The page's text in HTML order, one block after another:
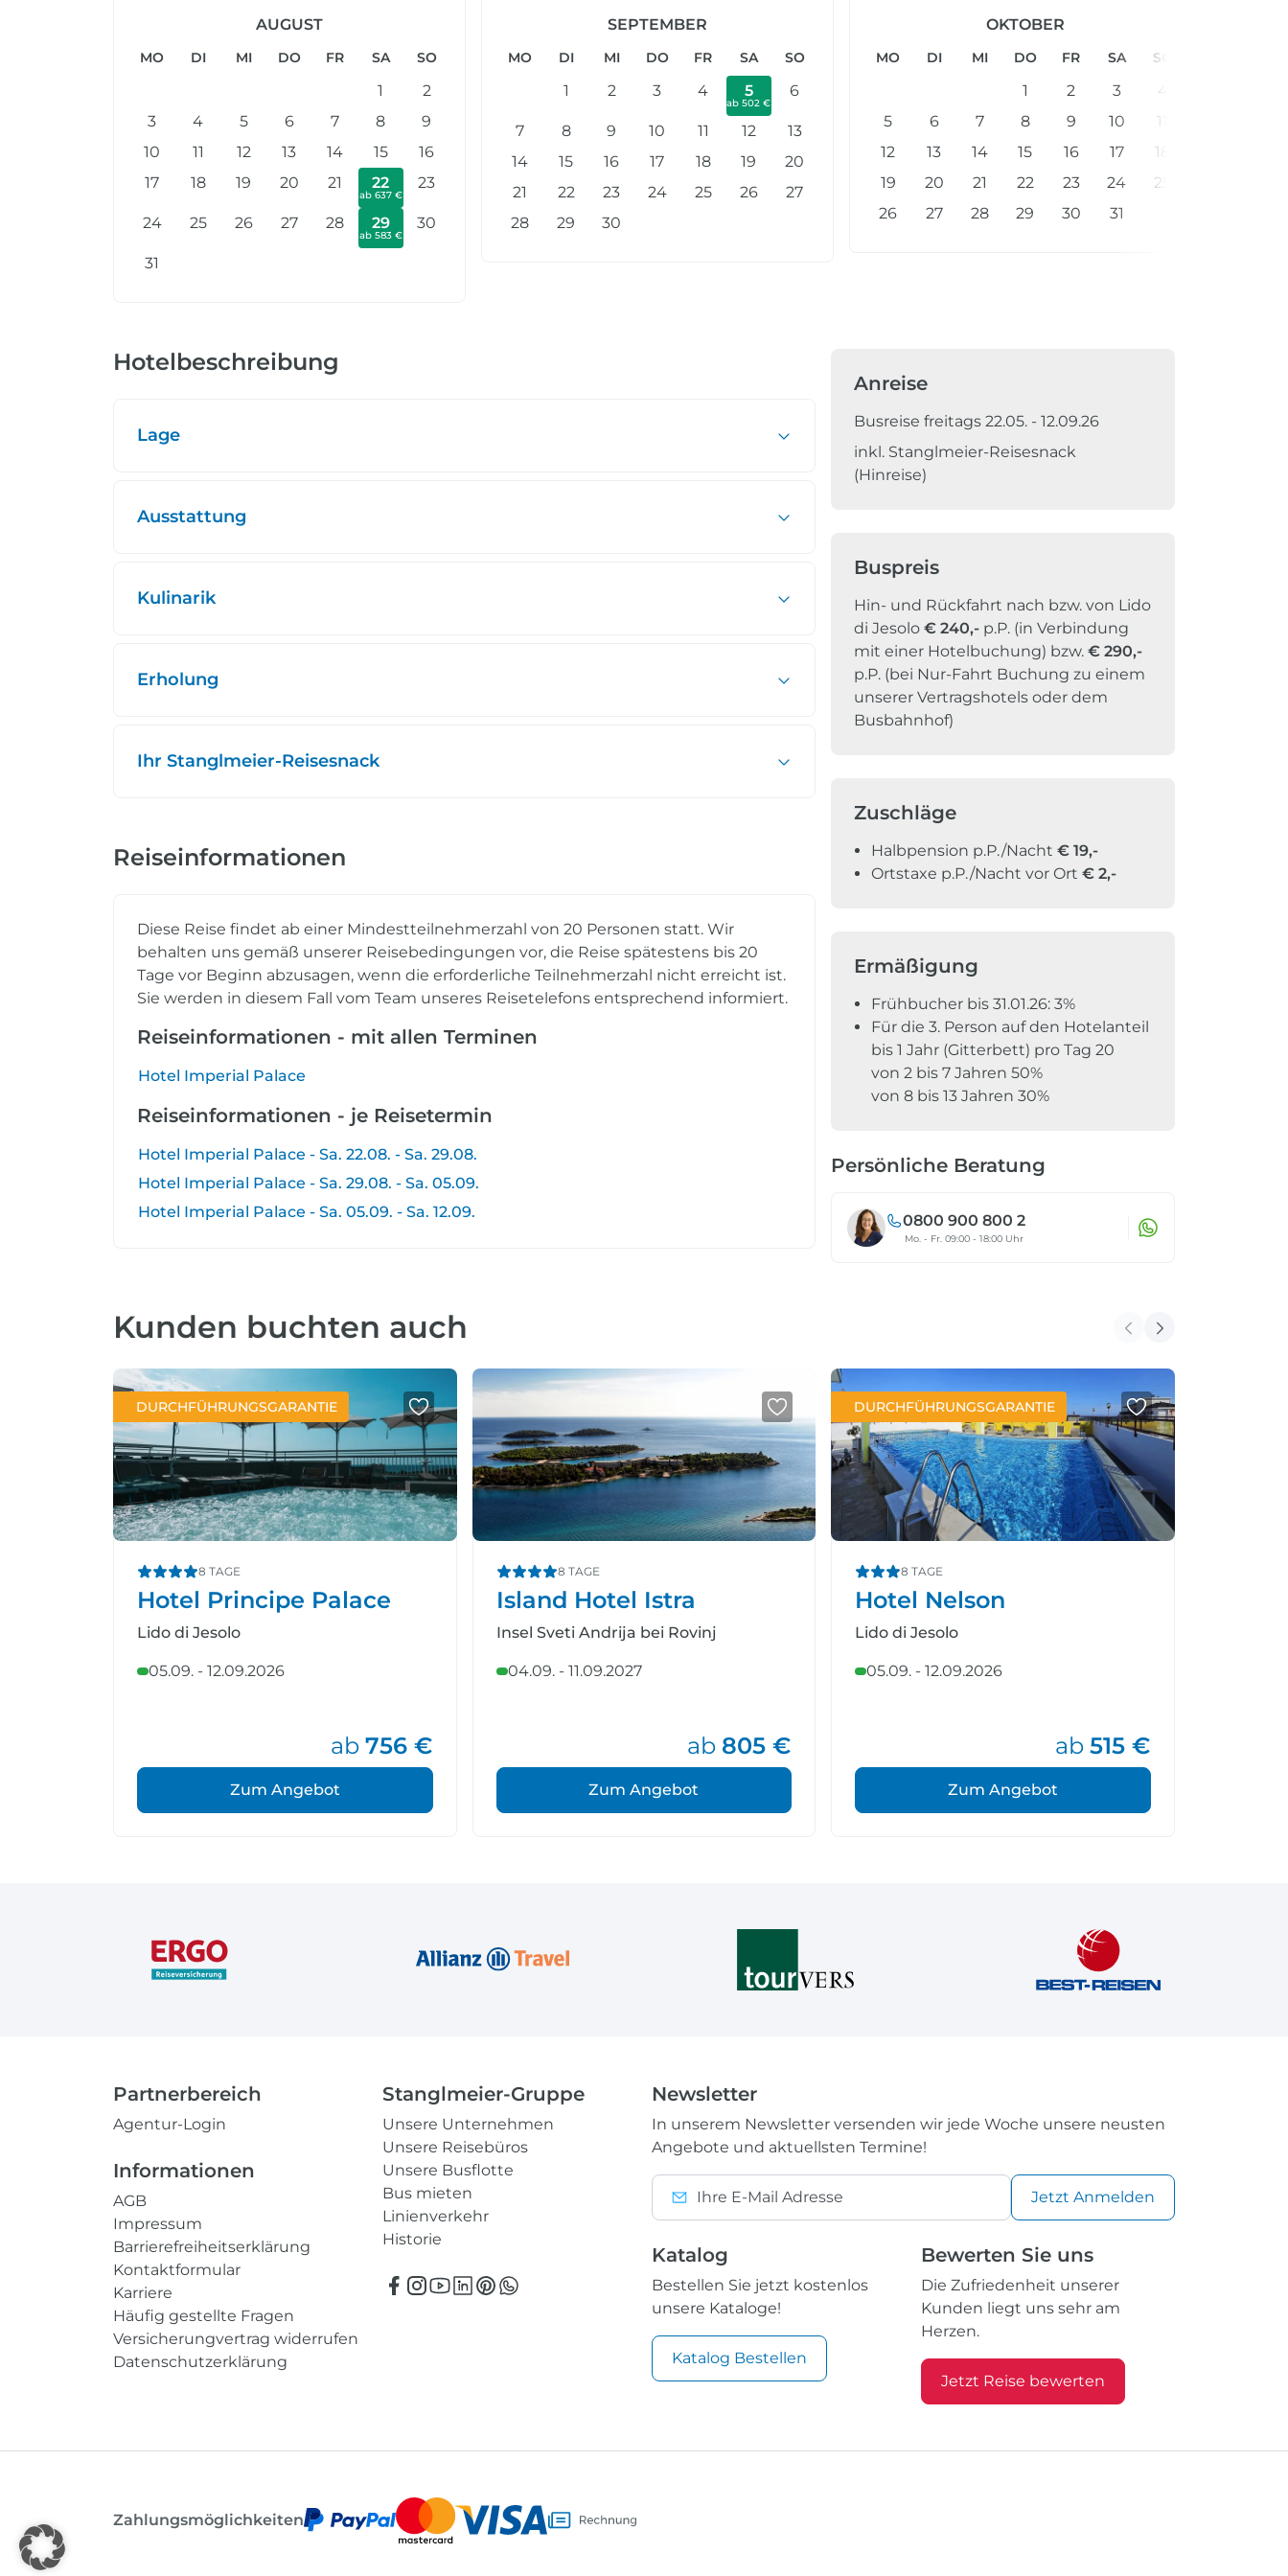
AUGUST
MO DI MI DO FR SA SO
1
2
3
4 5 6 7 8
9
10
11 12 13 14 15
16
17
18 19 20 21 22
ab 637 €
23
24 25 26 27 28 29
ab 583 €
30
31
SEPTEMBER
MO DI MI DO FR SA SO
1 2 3 4 5
ab 502 €
6
7 8 9 10 11 12
13
14
15 16 17 18 19
20
21
22 23 24 25 26
27
28
29 30
OKTOBER
MO DI MI DO FR SA SO
1 2 3
4
5
6 7 8 9 10
11
12
13 14 15 16 17
18
19
20 21 22 23 24
25
26
27 28 29 30 31
Hotelbeschreibung
Lage
Ausstattung
Kulinarik
Erholung
Ihr Stanglmeier-Reisesnack
Reiseinformationen
Diese Reise findet ab einer Mindestteilnehmerzahl von 20 Personen statt. Wir
behalten uns gemäß unserer Reisebedingungen vor, die Reise spätestens bis 20
Tage vor Beginn abzusagen, wenn die erforderliche Teilnehmerzahl nicht erreicht ist.
Sie werden in diesem Fall vom Team unseres Reisetelefons entsprechend informiert.
Reiseinformationen - mit allen Terminen
Hotel Imperial Palace
Reiseinformationen - je Reisetermin
Hotel Imperial Palace - Sa. 22.08. - Sa. 29.08.
Hotel Imperial Palace - Sa. 29.08. - Sa. 05.09.
Hotel Imperial Palace - Sa. 05.09. - Sa. 12.09.
Anreise
Busreise freitags 22.05. - 12.09.26
inkl. Stanglmeier-Reisesnack
(Hinreise)
Buspreis
Hin- und Rückfahrt nach bzw. von Lido
di Jesolo€ 240,- p.P. (in Verbindung
mit einer Hotelbuchung) bzw.€ 290,-
p.P. (bei Nur-Fahrt Buchung zu einem
unserer Vertragshotels oder dem
Busbahnhof)
Zuschläge
Halbpension p.P./Nacht€19,-
Ortstaxe p.P./Nacht vor Ort€ 2,-
Ermäßigung
Frühbucher bis 31.01.26: 3%
Für die 3. Person auf den Hotelanteil
bis 1 Jahr (Gitterbett) pro Tag 20
von 2 bis 7 Jahren 50%
von 8 bis 13 Jahren 30%
Persönliche Beratung
0800 900 800 2
Mo. - Fr. 09:00 - 18:00 Uhr
Kunden buchten auch
DURCHFÜHRUNGSGARANTIE
8 TAGE
Hotel Principe Palace
Lido di Jesolo
05.09. - 12.09.2026
ab 756 €
Zum Angebot
8 TAGE
Island Hotel Istra
Insel Sveti Andrija bei Rovinj
04.09. - 11.09.2027
ab 805 €
Zum Angebot
DURCHFÜHRUNGSGARANTIE
8 TAGE
Hotel Nelson
Lido di Jesolo
05.09. - 12.09.2026
ab 515 €
Zum Angebot
Partnerbereich
Agentur-Login
Informationen
AGB
Impressum
Barrierefreiheitserklärung
Kontaktformular
Karriere
Häufig gestellte Fragen
Versicherungvertrag widerrufen
Datenschutzerklärung
Stanglmeier-Gruppe
Unsere Unternehmen
Unsere Reisebüros
Unsere Busflotte
Bus mieten
Linienverkehr
Historie
Newsletter
In unserem Newsletter versenden wir jede Woche unsere neusten
Angebote und aktuellsten Termine!
Jetzt Anmelden
Katalog
Bestellen Sie jetzt kostenlos
unsere Kataloge!
Katalog Bestellen
Bewerten Sie uns
Die Zufriedenheit unserer
Kunden liegt uns sehr am
Herzen.
Jetzt Reise bewerten
Zahlungsmöglichkeiten